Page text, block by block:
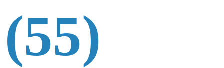
(55)